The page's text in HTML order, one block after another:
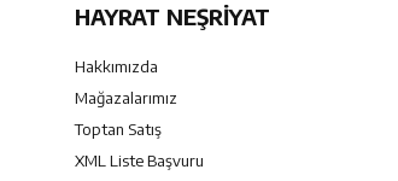
HAYRAT NEŞRIYAT
Hakkımızda
Mağazalarımız
Toptan Satış
XML Liste Başvuru